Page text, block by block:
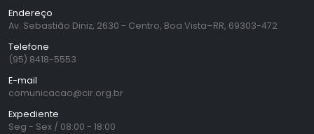
Endereço
Av. Sebastião Diniz, 2630 - Centro, Boa Vista–RR, 69303-472
Telefone
(95) 8418-5553
E-mail
comunicacao@cir.org.br
Expediente
Seg - Sex / 08:00 - 18:00